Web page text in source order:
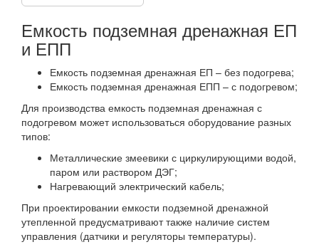
Емкость подземная дренажная ЕП
и ЕПП
Емкость подземная дренажная ЕП – без подогрева;
Емкость подземная дренажная ЕПП – с подогревом;
Для производства емкость подземная дренажная с
подогревом может использоваться оборудование разных
типов:
Металлические змеевики с циркулирующими водой,
паром или раствором ДЭГ;
Нагревающий электрический кабель;
При проектировании емкости подземной дренажной
утепленной предусматривают также наличие систем
управления (датчики и регуляторы температуры).